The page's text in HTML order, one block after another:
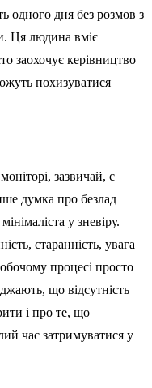
одного дня без розмов з
Ця людина вміє
заохочує керівництво
похизуватися
зазвичай, є
думка про безлад
у зневіру.
старанність, увага
процесі просто
що відсутність
і про те, що
час затримуватися у